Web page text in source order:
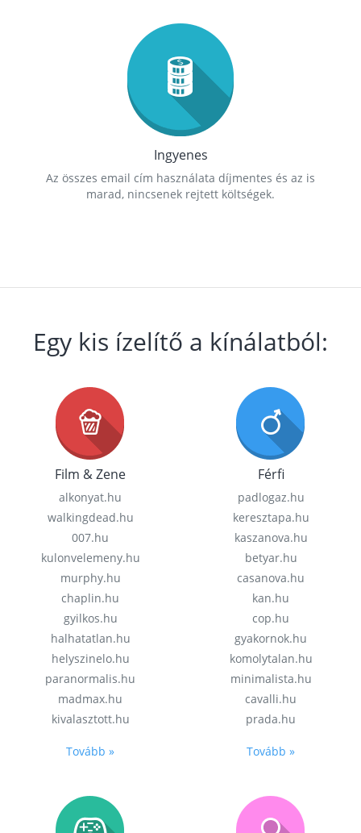
Ingyenes
Az összes email cím használata díjmentes és az is
marad, nincsenek rejtett költségek.
Egy kis ízelítő a kínálatból:
Film & Zene
alkonyat.hu
walkingdead.hu
007.hu
kulonvelemeny.hu
murphy.hu
chaplin.hu
gyilkos.hu
halhatatlan.hu
helyszinelo.hu
paranormalis.hu
madmax.hu
kivalasztott.hu
Tovább »
Férfi
padlogaz.hu
keresztapa.hu
kaszanova.hu
betyar.hu
casanova.hu
kan.hu
cop.hu
gyakornok.hu
komolytalan.hu
minimalista.hu
cavalli.hu
prada.hu
Tovább »